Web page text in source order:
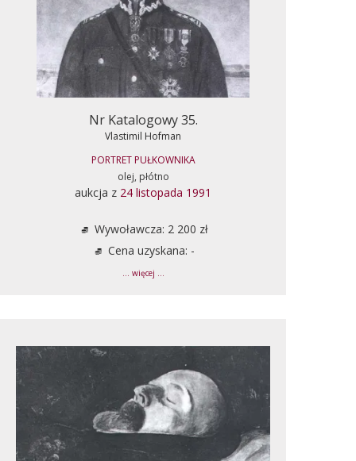
Nr Katalogowy 35.
Vlastimil Hofman
PORTRET PUŁKOWNIKA
olej, płótno
aukcja z 24 listopada 1991
Wywoławcza: 2 200 zł
Cena uzyskana: -
... więcej ...